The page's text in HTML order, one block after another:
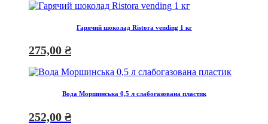
Гарячий шоколад Ristora vending 1 кг
275,00 ₴
Вода Моршинська 0,5 л слабогазована пластик
252,00 ₴